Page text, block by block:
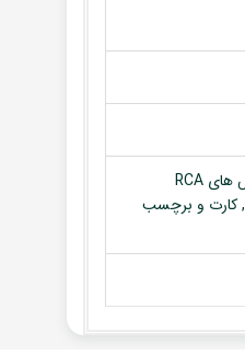
مانیتور, قاب مربوطه, آنتن GPS, سوکت برق فابریک دستگاه, کابل دسته فیش های RCA
(ورودی و خروجی ها), کابل USB, کابل ورودی تصویر, میکروفون, آنتن WiFi, کارت و برچسب